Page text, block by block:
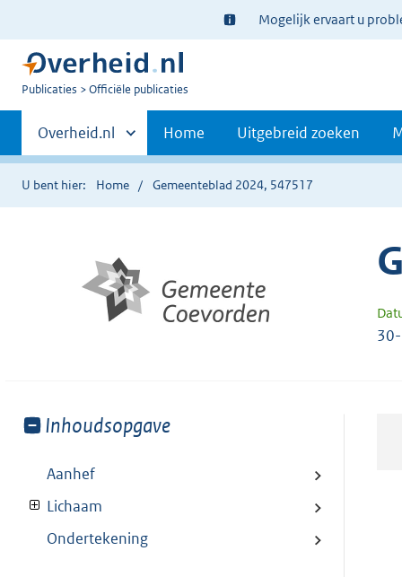
Ter
informatie:
Mogelijk ervaart u
U
Publicaties Officiële publicaties
Primaire
navigatie
Andere
sites
binnen
Overheid.nl Home Uitgebreid zoeken
U bent hier: Home Gemeenteblad 2024, 547517
Toon
van:
Inhoudsopgave
Aanhef
Lichaam
Ondertekening